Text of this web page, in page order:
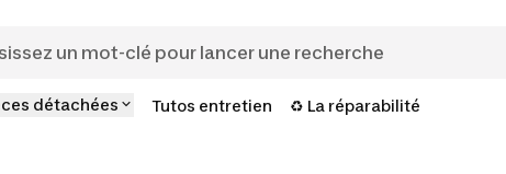
détachées Tutos entretien ♻️ La réparabilité